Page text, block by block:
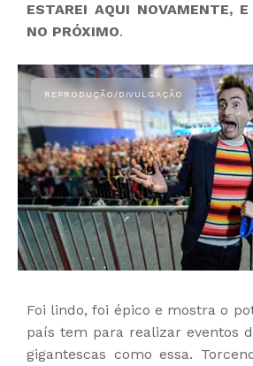
ESTAREI AQUI NOVAMENTE,
NO PRÓXIMO.
Foi lindo, foi épico e mostra o
país tem para realizar eventos
gigantescas como essa.